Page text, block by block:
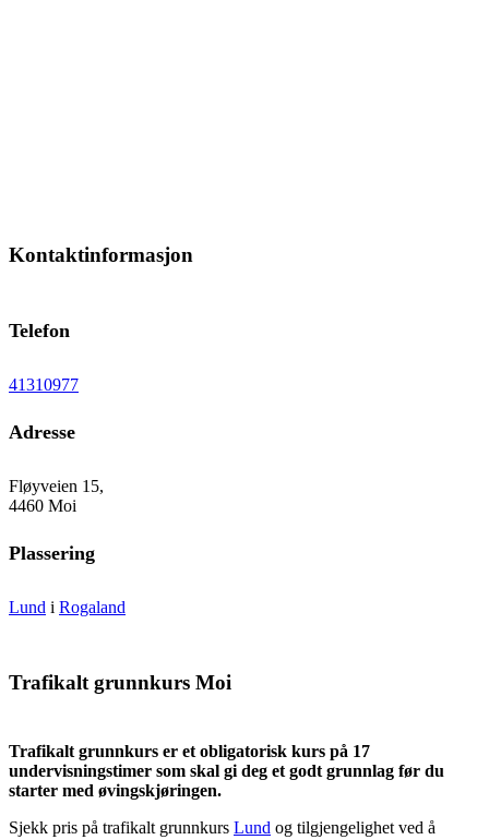
Kontaktinformasjon
Telefon
41310977
Adresse
Fløyveien 15,
4460 Moi
Plassering
Lund i Rogaland
Trafikalt grunnkurs Moi
Trafikalt grunnkurs er et obligatorisk kurs på 17
undervisningstimer som skal gi deg et godt grunnlag før du
starter med øvingskjøringen.
Sjekk pris på trafikalt grunnkurs Lund og tilgjengelighet ved å